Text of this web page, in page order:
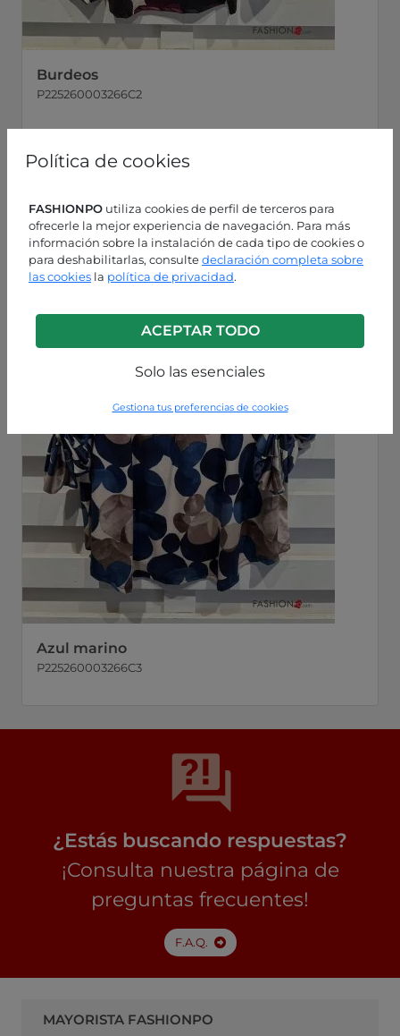
Política de cookies
FASHIONPO utiliza cookies de perfil de terceros para
ofrecerle la mejor experiencia de navegación. Para más
información sobre la instalación de cada tipo de cookies o
para deshabilitarlas, consultedeclaración completa sobre
las cookies la política de privacidad.
ACEPTAR TODO
Solo las esenciales
Gestiona tus preferencias de cookies
Burdeos
P225260003266C2
Azul marino
P225260003266C3
¿Estás buscando respuestas?
¡Consulta nuestra página de
preguntas frecuentes!
F.A.Q.
MAYORISTA FASHIONPO